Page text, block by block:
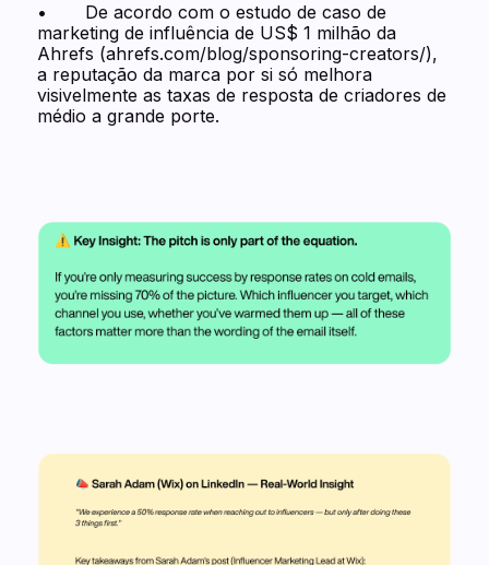
• De acordo com o estudo de caso de
marketing de influência de US$ 1 milhão da
Ahrefs (ahrefs.com/blog/sponsoring-creators/),
a reputação da marca por si só melhora
visivelmente as taxas de resposta de criadores de
médio a grande porte.